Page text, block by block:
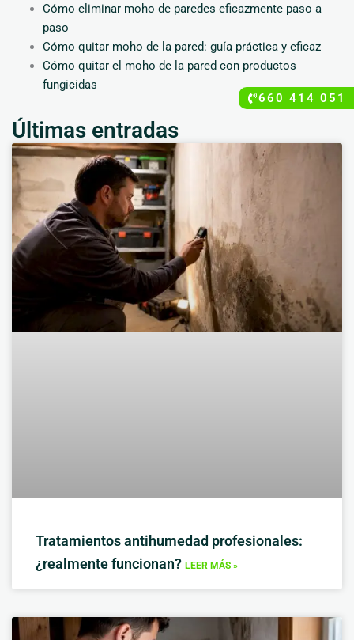
Cómo eliminar moho de paredes eficazmente paso a
paso
Cómo quitar moho de la pared: guía práctica y eficaz
Cómo quitar el moho de la pared con productos
fungicidas
Últimas entradas
Tratamientos antihumedad profesionales:
¿realmente funcionan? LEER MÁS »
660 414 051